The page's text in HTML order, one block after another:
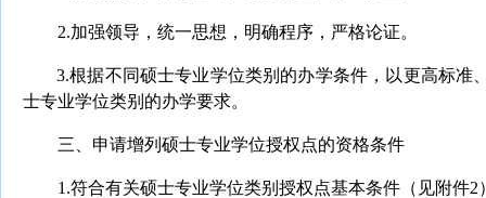
2.加强领导，统一思想，明确程序，严格论证。
3.根据不同硕士专业学位类别的办学条件，以更高标准
士专业学位类别的办学要求。
三、申请增列硕士专业学位授权点的资格条件
1.符合有关硕士专业学位类别授权点基本条件（见附件2